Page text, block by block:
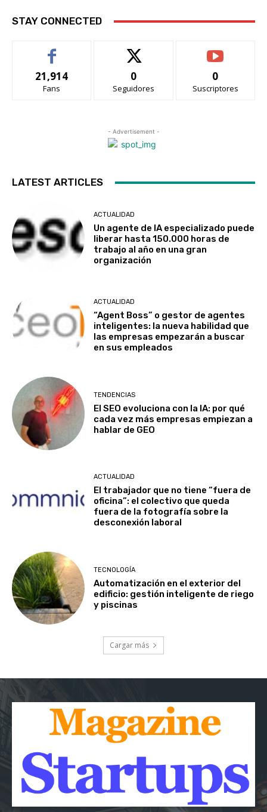
STAY CONNECTED
21,914
Fans
0
Seguidores
0
Suscriptores
- Advertisement -
LATEST ARTICLES
ACTUALIDAD
Un agente de IA especializado puede
liberar hasta 150.000 horas de
trabajo al año en una gran
organización
ACTUALIDAD
“Agent Boss” o gestor de agentes
inteligentes: la nueva habilidad que
las empresas empezarán a buscar
en sus empleados
TENDENCIAS
El SEO evoluciona con la IA: por qué
cada vez más empresas empiezan a
hablar de GEO
ACTUALIDAD
El trabajador que no tiene “fuera de
oficina”: el colectivo que queda
fuera de la fotografía sobre la
desconexión laboral
TECNOLOGÍA
Automatización en el exterior del
edificio: gestión inteligente de riego
y piscinas
Cargar más